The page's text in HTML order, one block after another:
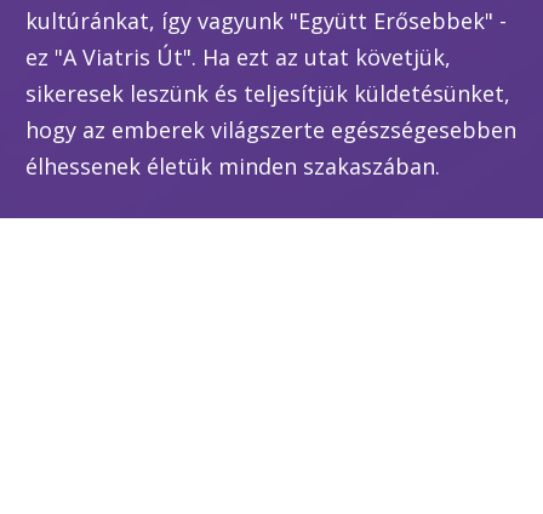
kultúránkat, így vagyunk "Együtt Erősebbek" -
ez "A Viatris Út". Ha ezt az utat követjük,
sikeresek leszünk és teljesítjük küldetésünket,
hogy az emberek világszerte egészségesebben
élhessenek életük minden szakaszában.